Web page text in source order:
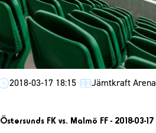
Östersunds FK vs. Malmö FF - 2018-03-17
2018-03-17 18:15 Jämtkraft Arena